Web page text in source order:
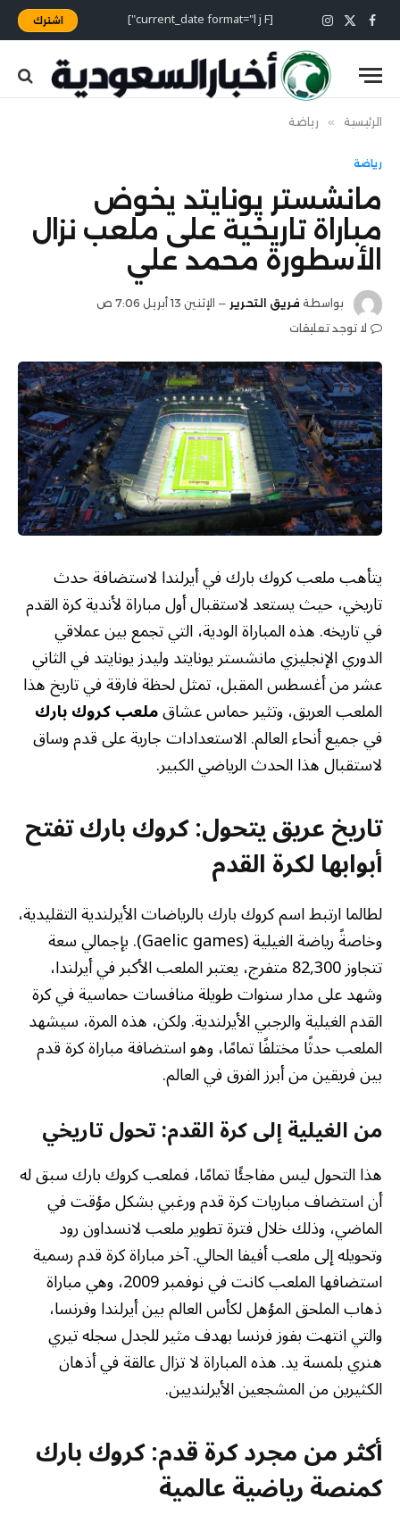
فيسبوك
X
(Twitter)
الانستغرام [current_date format="l j F"] اشترك
الرئيسية » رياضة
رياضة
مانشستر يونايتد يخوض
مباراة تاريخية على ملعب نزال
الأسطورة محمد علي
بواسطة فريق التحرير
الإثنين 13 أبريل 7:06 ص
لا توجد تعليقات
يتأهب ملعب كروك بارك في أيرلندا لاستضافة حدث
تاريخي، حيث يستعد لاستقبال أول مباراة لأندية كرة القدم
في تاريخه. هذه المباراة الودية، التي تجمع بين عملاقي
الدوري الإنجليزي مانشستر يونايتد وليدز يونايتد في الثاني
عشر من أغسطس المقبل، تمثل لحظة فارقة في تاريخ هذا
الملعب العريق، وتثير حماس عشاقملعب كروك بارك
في جميع أنحاء العالم. الاستعدادات جارية على قدم وساق
لاستقبال هذا الحدث الرياضي الكبير.
تاريخ عريق يتحول: كروك بارك تفتح
أبوابها لكرة القدم
لطالما ارتبط اسم كروك بارك بالرياضات الأيرلندية التقليدية،
وخاصةً رياضة الغيلية (Gaelic games). بإجمالي سعة
تتجاوز 82,300 متفرج، يعتبر الملعب الأكبر في أيرلندا،
وشهد على مدار سنوات طويلة منافسات حماسية في كرة
القدم الغيلية والرجبي الأيرلندية. ولكن، هذه المرة، سيشهد
الملعب حدثًا مختلفًا تمامًا، وهو استضافة مباراة كرة قدم
بين فريقين من أبرز الفرق في العالم.
من الغيلية إلى كرة القدم: تحول تاريخي
هذا التحول ليس مفاجئًا تمامًا، فملعب كروك بارك سبق له
أن استضاف مباريات كرة قدم ورغبي بشكل مؤقت في
الماضي، وذلك خلال فترة تطوير ملعب لانسداون رود
وتحويله إلى ملعب أفيفا الحالي. آخر مباراة كرة قدم رسمية
استضافها الملعب كانت في نوفمبر 2009، وهي مباراة
ذهاب الملحق المؤهل لكأس العالم بين أيرلندا وفرنسا،
والتي انتهت بفوز فرنسا بهدف مثير للجدل سجله تيري
هنري بلمسة يد. هذه المباراة لا تزال عالقة في أذهان
الكثيرين من المشجعين الأيرلنديين.
أكثر من مجرد كرة قدم: كروك بارك
كمنصة رياضية عالمية